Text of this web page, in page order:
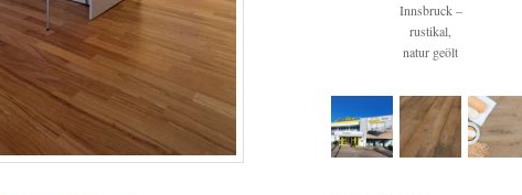
Innsbruck –
rustikal,
natur geölt